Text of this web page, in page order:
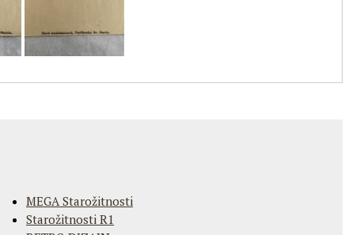
MEGA Starožitnosti
Starožitnosti R1